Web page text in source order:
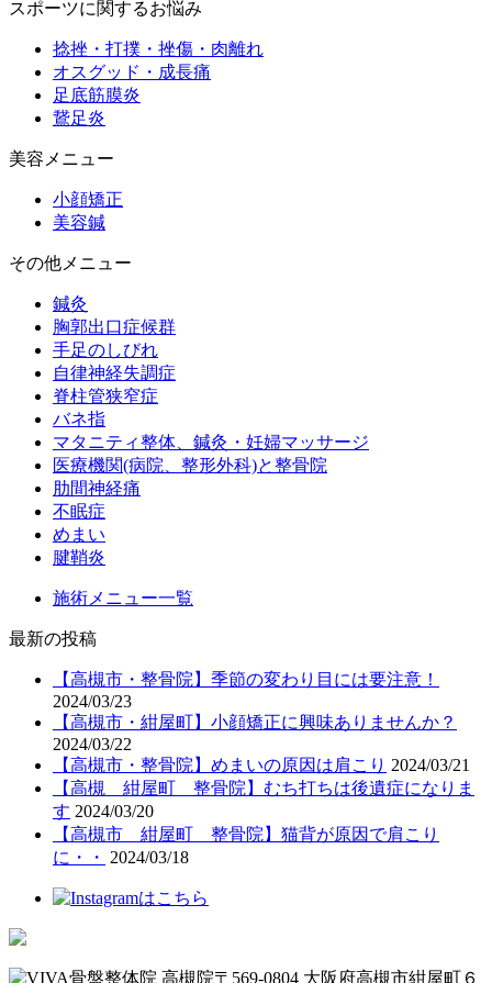
スポーツに関するお悩み
捻挫・打撲・挫傷・肉離れ
オスグッド・成長痛
足底筋膜炎
鵞足炎
美容メニュー
小顔矯正
美容鍼
その他メニュー
鍼灸
胸郭出口症候群
手足のしびれ
自律神経失調症
脊柱管狭窄症
バネ指
マタニティ整体、鍼灸・妊婦マッサージ
医療機関(病院、整形外科)と整骨院
肋間神経痛
不眠症
めまい
腱鞘炎
施術メニュー一覧
最新の投稿
【高槻市・整骨院】季節の変わり目には要注意！
2024/03/23
【高槻市・紺屋町】小顔矯正に興味ありませんか？
2024/03/22
【高槻市・整骨院】めまいの原因は肩こり 2024/03/21
【高槻 紺屋町 整骨院】むち打ちは後遺症になりま
す 2024/03/20
【高槻市 紺屋町 整骨院】猫背が原因で肩こり
に・・
2024/03/18
〒569-0804 大阪府高槻市紺屋町６